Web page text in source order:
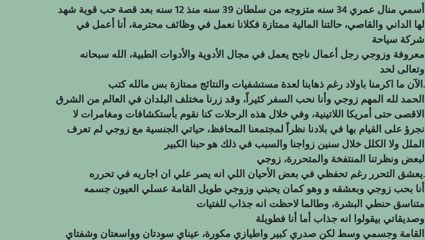
أسمي منال عمري 34 سنه متزوجه من سلطان 39 سنه منذ 12 سنه بعد قصة حب قویة شهد
لها الداني والقاصي، حالتنا المالية ممتازة فكلانا نعمل في وظائف محترمة، أنا أعمل في
شركة سياحة
معروفة وزوجي رجل أعمال ناجح يعمل في مجال الأدوية والأدوات الطبية، الله سبحانه
وتعالى لحد
الآن ما اكرمنا باولاد رغم ذهابنا لعدة مستشفيات والنتائج ممتازة بس مالله كتب.
الحمد لله المهم زوجي وأنا نحب السفر كثيراً، وقد زرنا مختلف البلدان في العالم من الشرق
الاقصى حتى أمريكا اللاتينية، وفي خلال هذه الرحلات كنا نقوم بأستكشافات ومغامرات لا
نجرؤ على القيام بها في بلادنا نظراً لمجتمعنا المحافظ، حياتي الجنسية مع زوجي لم تعرف
الملل ولا الكلل خلال سنين زواجنا والسبب في ذلك هو حبنا الكبير
لبعض ونظرتنا المنتفخة والمتحررة، زوجي
يعشق التحرر رغم تحفظي في بعض الأحيان اللي انه يصر علي ان اجاريه في تحرره.
أنا بحب زوجي وبعشقه و وهو كمان يحبني وزوجي طويل القامة عسلي العيون جسمه
متناسق حنطي البشرة، وطالما لاحظت انه جذاب للفتيات
وصديقاتي بيقولوا انه جذاب أما أنا فطويلة
القامة وجسمي وسط لكن صدري كبير واطيازي مكورة، عيناي سودتان وواسعتان وشفتاي